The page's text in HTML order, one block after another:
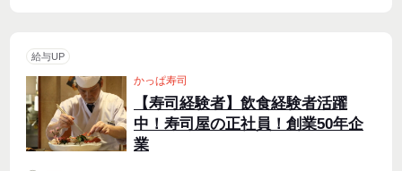
給与UP
かっぱ寿司
【寿司経験者】飲食経験者活躍
中！寿司屋の正社員！創業50年企
業